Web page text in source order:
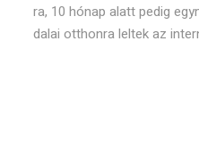
ra, 10 hónap alatt pedig
dalai otthonra leltek az